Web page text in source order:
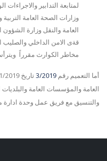
لمتابعة التدابير
وزارات الصحة العامة التربية
العامة والنقل وزارة
قةى الامن الداخلي والصليب
مخاطر الكوارث مقرراً
أما التعميم رقم 3/2019
العامة والمؤسسات العامة والبلديات
والتنسيق مع فريق عمل وحدة ادارة